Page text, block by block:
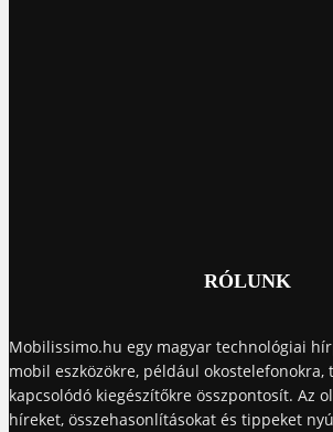
RÓLUNK
Mobilissimo.hu egy magyar technológiai
mobil eszközökre, például okostelefonokra,
kapcsolódó kiegészítőkre összpontosít. Az
híreket, összehasonlításokat és tippeket